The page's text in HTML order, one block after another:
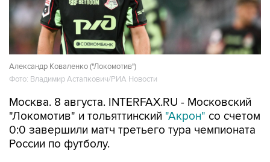
Александр Коваленко ("Локомотив")
Фото: Владимир Астапкович/РИА Новости
Москва. 8 августа. INTERFAX.RU - Московский
"Локомотив" и тольяттинский "Акрон" со счетом
0:0 завершили матч третьего тура чемпионата
России по футболу.